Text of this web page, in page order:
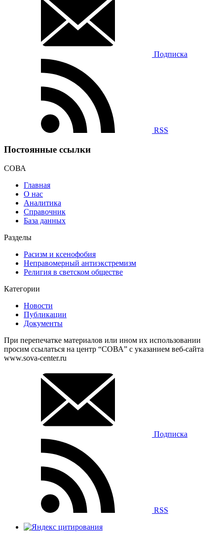
Подписка
RSS
Постоянные ссылки
СОВА
Главная
О нас
Аналитика
Справочник
База данных
Разделы
Расизм и ксенофобия
Неправомерный антиэкстремизм
Религия в светском обществе
Категории
Новости
Публикации
Документы
При перепечатке материалов или ином их использовании
просим ссылаться на центр “СОВА” с указанием веб-сайта
www.sova-center.ru
Подписка
RSS